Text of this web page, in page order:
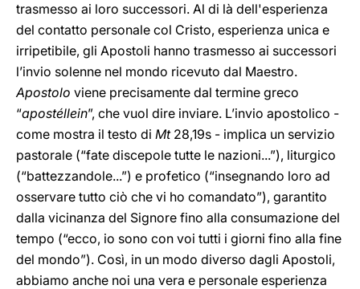
trasmesso ai loro successori. Al di là dell'esperienza
del contatto personale col Cristo, esperienza unica e
irripetibile, gli Apostoli hanno trasmesso ai successori
l’invio solenne nel mondo ricevuto dal Maestro.
Apostolo viene precisamente dal termine greco
“apostéllein”, che vuol dire inviare. L’invio apostolico -
come mostra il testo di Mt28,19s - implica un servizio
pastorale (“fate discepole tutte le nazioni...”), liturgico
(“battezzandole...”) e profetico (“insegnando loro ad
osservare tutto ciò che vi ho comandato”), garantito
dalla vicinanza del Signore fino alla consumazione del
tempo (“ecco, io sono con voi tutti i giorni fino alla fine
del mondo”). Così, in un modo diverso dagli Apostoli,
abbiamo anche noi una vera e personale esperienza